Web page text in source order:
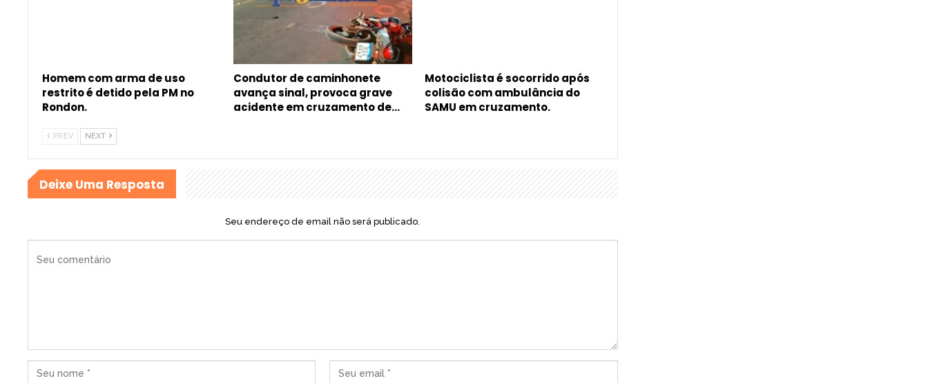
Homem com arma de uso
restrito é detido pela PM no
Rondon.
Condutor de caminhonete
avança sinal, provoca grave
acidente em cruzamento de…
Motociclista é socorrido após
colisão com ambulância do
SAMU em cruzamento.
PREV NEXT
Deixe Uma Resposta
Seu endereço de email não será publicado.